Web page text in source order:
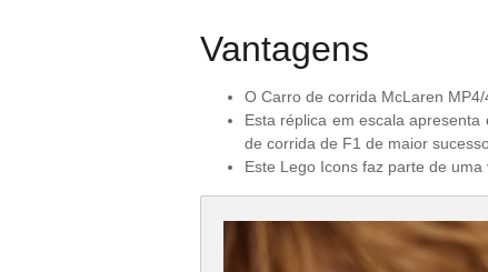
Vantagens
O Carro de corrida McLaren
Esta réplica em escala apresenta
de corrida de F1 de maior
Este Lego Icons faz parte de uma